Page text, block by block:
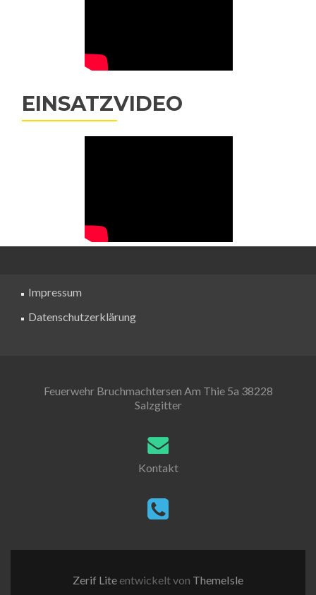
EINSATZVIDEO
Impressum
Datenschutzerklärung
Feuerwehr Bruchmachtersen Am Thie 5a 38228
Salzgitter
Kontakt
Zerif Lite entwickelt von ThemeIsle